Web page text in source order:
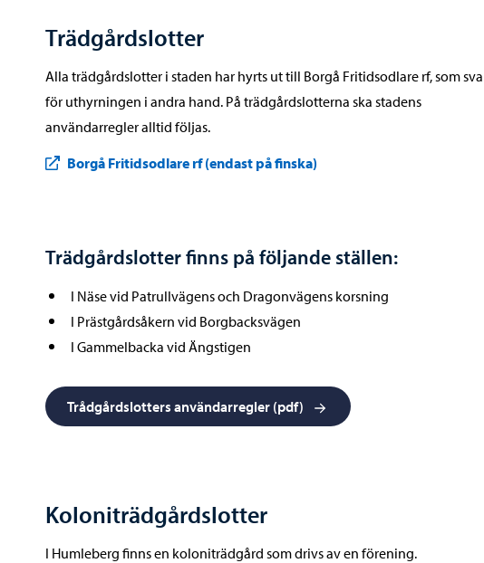
Trädgårdslotter
Alla trädgårdslotter i staden har hyrts ut till Borgå Fritidsodlare rf, som
för uthyrningen i andra hand. På trädgårdslotterna ska stadens
användarregler alltid följas.
Borgå Fritidsodlare rf (endast på finska)
Trädgårdslotter finns på följande ställen:
I Näse vid Patrullvägens och Dragonvägens korsning
I Prästgårdsåkern vid Borgbacksvägen
I Gammelbacka vid Ängstigen
Trådgårdslotters användarregler (pdf)
Koloniträdgårdslotter
I Humleberg finns en koloniträdgård som drivs av en förening.